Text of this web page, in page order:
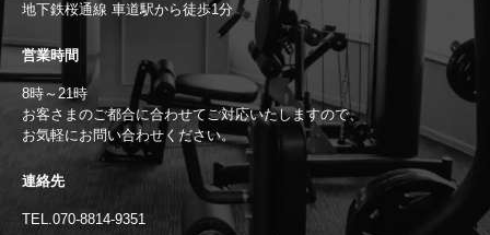
地下鉄桜通線 車道駅から徒歩1分
営業時間
8時～21時
お客さまのご都合に合わせてご対応いたしますので、
お気軽にお問い合わせください。
連絡先
TEL.070-8814-9351